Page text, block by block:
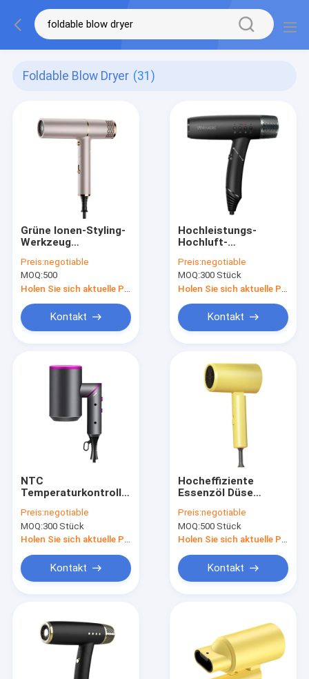
Foldable Blow Dryer (31)
Grüne Ionen-Styling-
Werkzeug
Kühlschaltfläche
Preis:negotiable
MOQ:500
Kontakt
Hochleistungs-
Hochluft-
Einstelltemperatur
Preis:negotiable
MOQ:300 Stück
Kontakt
NTC
Temperaturkontrolle
Haartrockner
Verhindern Sie
lockeres Haar mit
Preis:negotiable
MOQ:300 Stück
Kontakt
Hocheffiziente
Essenzöl Düse
Reisegröße
Blastrockner
Heißluft
Preis:negotiable
MOQ:500 Stück
Kontakt